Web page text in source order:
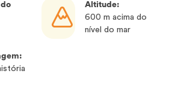
Altitude:
600 m acima do
nível do mar